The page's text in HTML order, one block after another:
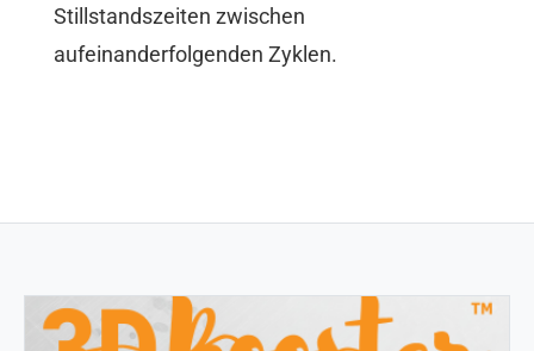
Stillstandszeiten zwischen
aufeinanderfolgenden Zyklen.